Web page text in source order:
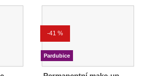
-41 %
Pardubice